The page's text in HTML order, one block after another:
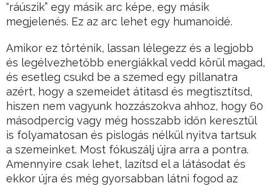
“ráúszik” egy másik arc képe, egy másik
megjelenés. Ez az arc lehet egy humanoidé.
Amikor ez történik, lassan lélegezz és a legjobb
és legélvezhetőbb energiákkal vedd körül magad,
és esetleg csukd be a szemed egy pillanatra
azért, hogy a szemeidet átitasd és megtisztítsd,
hiszen nem vagyunk hozzászokva ahhoz, hogy 60
másodpercig vagy még hosszabb időn keresztül
is folyamatosan és pislogás nélkül nyitva tartsuk
a szemeinket. Most fókuszálj újra arra a pontra.
Amennyire csak lehet, lazítsd el a látásodat és
ekkor újra és még gyorsabban látni fogod az